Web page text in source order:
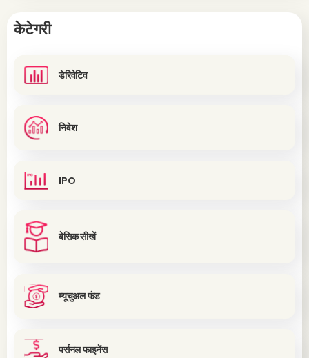
केटेगरी
डेरिवेटिव
निवेश
IPO
बेसिक सीखें
म्यूचुअल फंड
पर्सनल फाइनेंस